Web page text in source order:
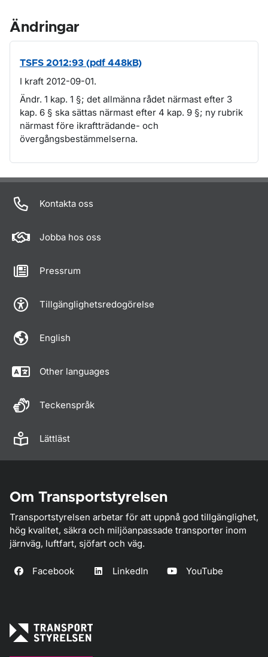
Ändringar
TSFS 2012:93 (pdf 448kB)
I kraft 2012-09-01.
Ändr. 1 kap. 1 §; det allmänna rådet närmast efter 3
kap. 6 § ska sättas närmast efter 4 kap. 9 §; ny rubrik
närmast före ikraftträdande- och
övergångsbestämmelserna.
Om sidan
Kontakta oss
Jobba hos oss
Pressrum
Tillgänglighetsredogörelse
English
Other languages
Teckenspråk
Lättläst
Om Transportstyrelsen
Transportstyrelsen arbetar för att uppnå god tillgänglighet,
hög kvalitet, säkra och miljöanpassade transporter inom
järnväg, luftfart, sjöfart och väg.
Facebook LinkedIn YouTube